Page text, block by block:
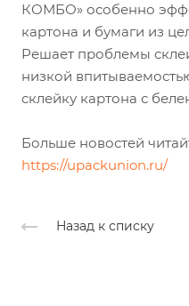
КОМБО» особенно
картона и бумаги из
Решает проблемы
низкой
склейку картона с
Больше новостей
https://upackunion.ru/
Назад к списку